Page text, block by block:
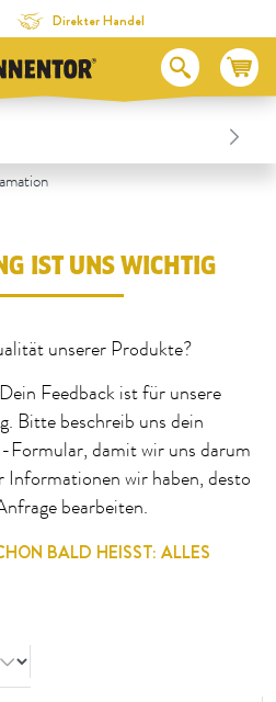
Direkter Handel
IST UNS WICHTIG
unserer Produkte?
Feedback ist für unsere
Bitte beschreib uns dein
damit wir uns darum
Informationen wir haben, desto
bearbeiten.
BALD HEISST: ALLES W